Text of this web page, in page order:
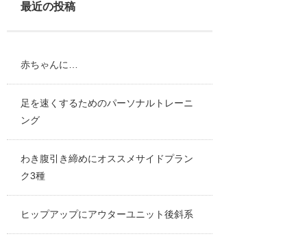
最近の投稿
赤ちゃんに…
足を速くするためのパーソナルトレーニ
ング
わき腹引き締めにオススメサイドプラン
ク3種
ヒップアップにアウターユニット後斜系